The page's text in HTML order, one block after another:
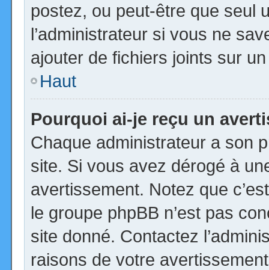
postez, ou peut-être que seul
l’administrateur si vous ne
ajouter de fichiers joints sur
Haut
Pourquoi ai-je reçu un
Chaque administrateur a son
site. Si vous avez dérogé à
avertissement. Notez que
le groupe phpBB n’est pas
site donné. Contactez
raisons de votre